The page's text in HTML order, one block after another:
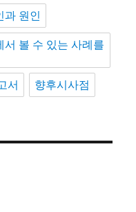
과 원인
볼 수 있는 사례를
서 향후시사점